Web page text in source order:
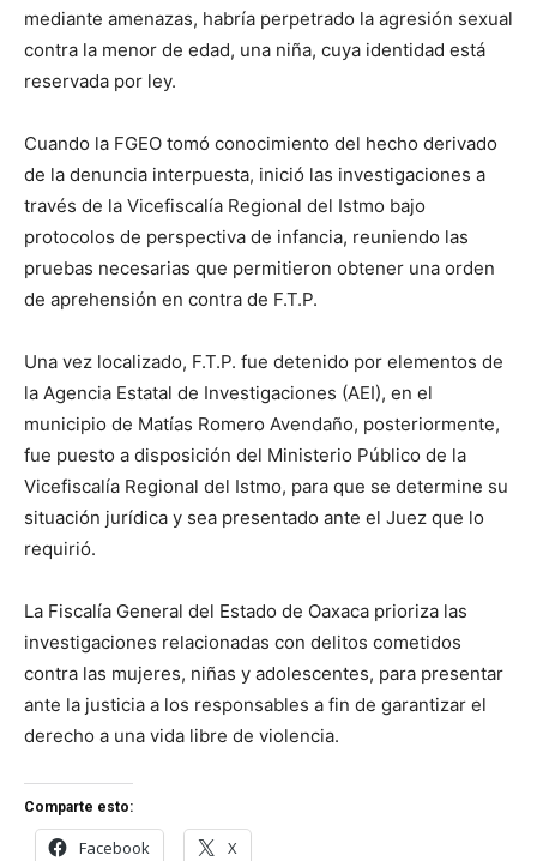
mediante amenazas, habría perpetrado la agresión sexual
contra la menor de edad, una niña, cuya identidad está
reservada por ley.
Cuando la FGEO tomó conocimiento del hecho derivado
de la denuncia interpuesta, inició las investigaciones a
través de la Vicefiscalía Regional del Istmo bajo
protocolos de perspectiva de infancia, reuniendo las
pruebas necesarias que permitieron obtener una orden
de aprehensión en contra de F.T.P.
Una vez localizado, F.T.P. fue detenido por elementos de
la Agencia Estatal de Investigaciones (AEI), en el
municipio de Matías Romero Avendaño, posteriormente,
fue puesto a disposición del Ministerio Público de la
Vicefiscalía Regional del Istmo, para que se determine su
situación jurídica y sea presentado ante el Juez que lo
requirió.
La Fiscalía General del Estado de Oaxaca prioriza las
investigaciones relacionadas con delitos cometidos
contra las mujeres, niñas y adolescentes, para presentar
ante la justicia a los responsables a fin de garantizar el
derecho a una vida libre de violencia.
Comparte esto:
Facebook X